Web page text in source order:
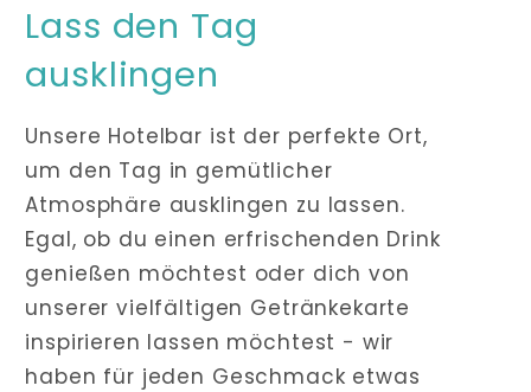
Lass den Tag
ausklingen
Unsere Hotelbar ist der perfekte Ort,
um den Tag in gemütlicher
Atmosphäre ausklingen zu lassen.
Egal, ob du einen erfrischenden Drink
genießen möchtest oder dich von
unserer vielfältigen Getränkekarte
inspirieren lassen möchtest - wir
haben für jeden Geschmack etwas